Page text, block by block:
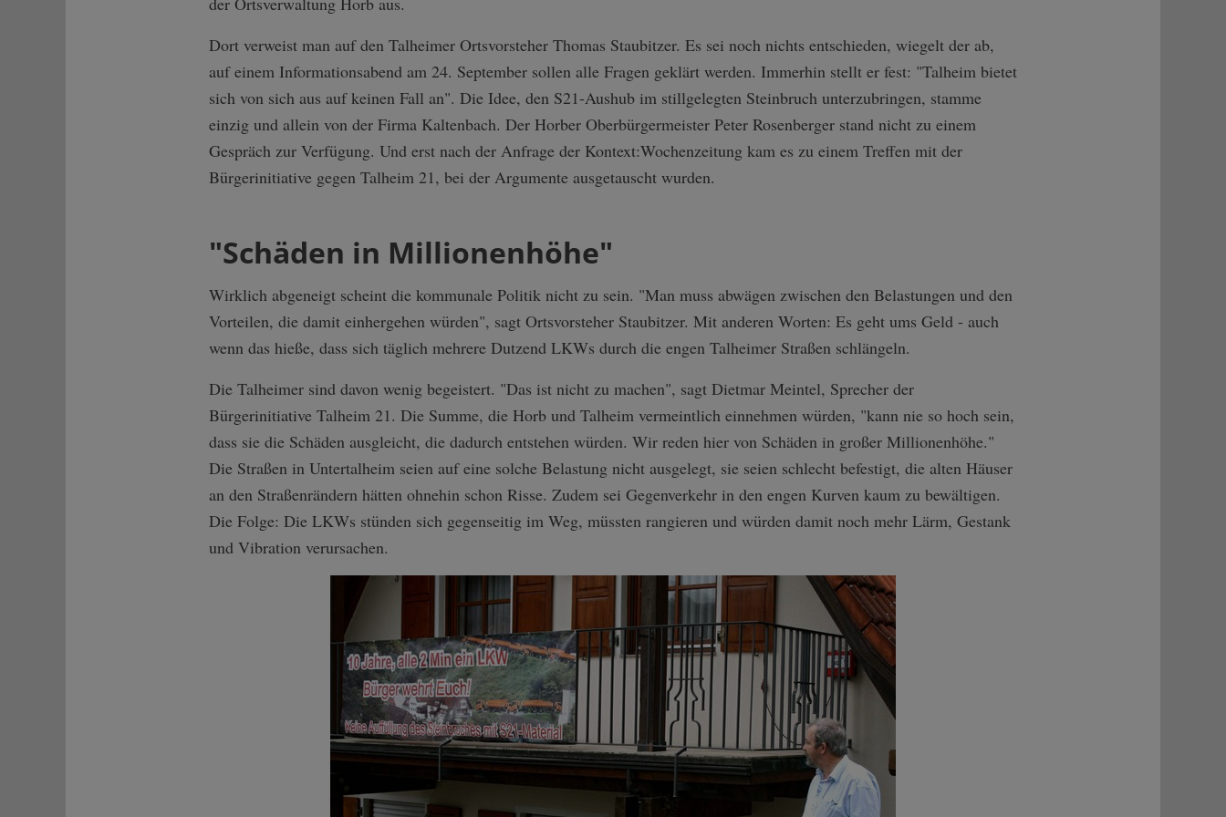
Dort verweist man auf den Talheimer Ortsvorsteher Thomas Staubitzer. Es sei noch nichts entschieden, wiegelt der ab,
auf einem Informationsabend am 24. September sollen alle Fragen geklärt werden. Immerhin stellt er fest: "Talheim bietet
sich von sich aus auf keinen Fall an". Die Idee, den S21-Aushub im stillgelegten Steinbruch unterzubringen, stamme
einzig und allein von der Firma Kaltenbach. Der Horber Oberbürgermeister Peter Rosenberger stand nicht zu einem
Gespräch zur Verfügung. Und erst nach der Anfrage der Kontext:Wochenzeitung kam es zu einem Treffen mit der
Bürgerinitiative gegen Talheim 21, bei der Argumente ausgetauscht wurden.
"Schäden in Millionenhöhe"
Wirklich abgeneigt scheint die kommunale Politik nicht zu sein. "Man muss abwägen zwischen den Belastungen und den
Vorteilen, die damit einhergehen würden", sagt Ortsvorsteher Staubitzer. Mit anderen Worten: Es geht ums Geld - auch
wenn das hieße, dass sich täglich mehrere Dutzend LKWs durch die engen Talheimer Straßen schlängeln.
Die Talheimer sind davon wenig begeistert. "Das ist nicht zu machen", sagt Dietmar Meintel, Sprecher der
Bürgerinitiative Talheim 21. Die Summe, die Horb und Talheim vermeintlich einnehmen würden, "kann nie so hoch sein,
dass sie die Schäden ausgleicht, die dadurch entstehen würden. Wir reden hier von Schäden in großer Millionenhöhe."
Die Straßen in Untertalheim seien auf eine solche Belastung nicht ausgelegt, sie seien schlecht befestigt, die alten Häuser
an den Straßenrändern hätten ohnehin schon Risse. Zudem sei Gegenverkehr in den engen Kurven kaum zu bewältigen.
Die Folge: Die LKWs stünden sich gegenseitig im Weg, müssten rangieren und würden damit noch mehr Lärm, Gestank
und Vibration verursachen.